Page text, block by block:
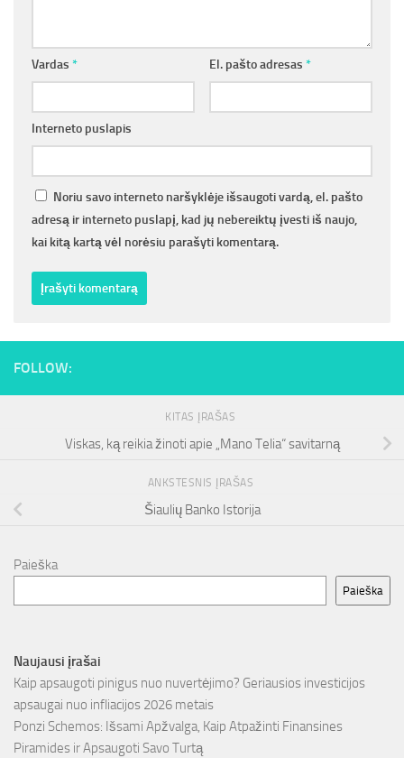
Vardas * El. pašto adresas *
Interneto puslapis
Noriu savo interneto naršyklėje išsaugoti vardą, el. pašto
adresą ir interneto puslapį, kad jų nebereiktų įvesti iš naujo,
kai kitą kartą vėl norėsiu parašyti komentarą.
FOLLOW:
KITAS ĮRAŠAS
Viskas, ką reikia žinoti apie „Mano Telia“ savitarną
ANKSTESNIS ĮRAŠAS
Šiaulių Banko Istorija
Paieška
Paieška
Naujausi įrašai
Kaip apsaugoti pinigus nuo nuvertėjimo? Geriausios investicijos
apsaugai nuo infliacijos 2026 metais
Ponzi Schemos: Išsami Apžvalga, Kaip Atpažinti Finansines
Piramides ir Apsaugoti Savo Turtą